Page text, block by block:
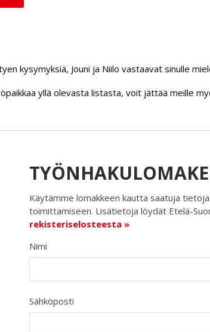
kysymyksiä, Jouni ja Niilo vastaavat sinulle
yllä olevasta listasta, voit jättää meille
TYÖNHAKULOMAKE
Käytämme lomakkeen kautta saatuja
toimittamiseen. Lisätietoja löydät Etelä-
rekisteriselosteesta »
Nimi
Sähköposti